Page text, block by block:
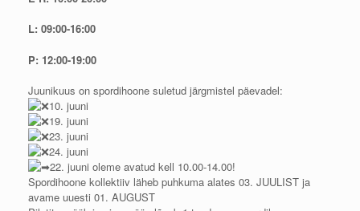
L: 09:00-16:00
P: 12:00-19:00
Juunikuus on spordihoone suletud järgmistel päevadel:
10. juuni
19. juuni
23. juuni
24. juuni
22. juuni oleme avatud kell 10.00-14.00!
Spordihoone kollektiiv läheb puhkuma alates 03. JUULIST ja
avame uuesti 01. AUGUST